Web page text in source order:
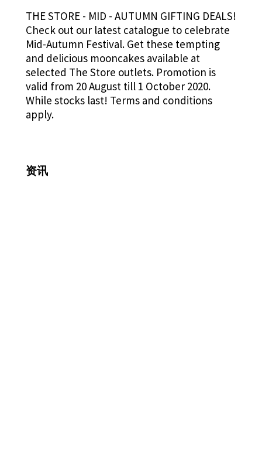
THE STORE - MID - AUTUMN GIFTING DEALS!
Check out our latest catalogue to celebrate
Mid-Autumn Festival. Get these tempting
and delicious mooncakes available at
selected The Store outlets. Promotion is
valid from 20 August till 1 October 2020.
While stocks last! Terms and conditions
apply.
资讯